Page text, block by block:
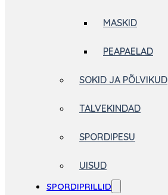
MASKID
PEAPAELAD
SOKID JA PÕLVIKUD
TALVEKINDAD
SPORDIPESU
UISUD
SPORDIPRILLID